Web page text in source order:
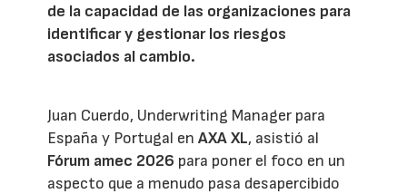
de la capacidad de las organizaciones para
identificar y gestionar los riesgos
asociados al cambio.
Juan Cuerdo, Underwriting Manager para
España y Portugal enAXA XL, asistió al
Fórum amec 2026 para poner el foco en un
aspecto que a menudo pasa desapercibido